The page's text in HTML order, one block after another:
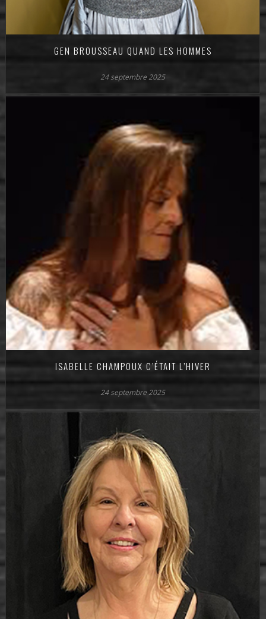
GEN BROUSSEAU QUAND LES HOMMES
24 septembre 2025
ISABELLE CHAMPOUX C’ÉTAIT L’HIVER
24 septembre 2025